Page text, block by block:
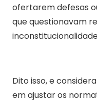
ofertarem defesas
que questionavam
Dito isso, e
em ajustar os